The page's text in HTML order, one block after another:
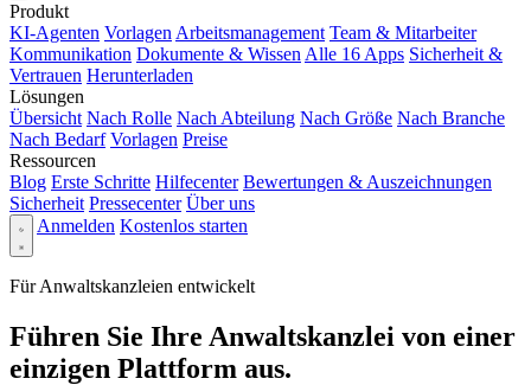
Produkt
KI-Agenten Vorlagen Arbeitsmanagement Team & Mitarbeiter
Kommunikation Dokumente & Wissen Alle 16 Apps Sicherheit &
Vertrauen Herunterladen
Lösungen
Übersicht Nach Rolle Nach Abteilung Nach Größe Nach Branche
Nach Bedarf Vorlagen Preise
Ressourcen
Blog Erste Schritte Hilfecenter Bewertungen & Auszeichnungen
Sicherheit Pressecenter Über uns
Anmelden Kostenlos starten
Für Anwaltskanzleien entwickelt
Führen Sie Ihre Anwaltskanzlei von einer
einzigen Plattform aus.